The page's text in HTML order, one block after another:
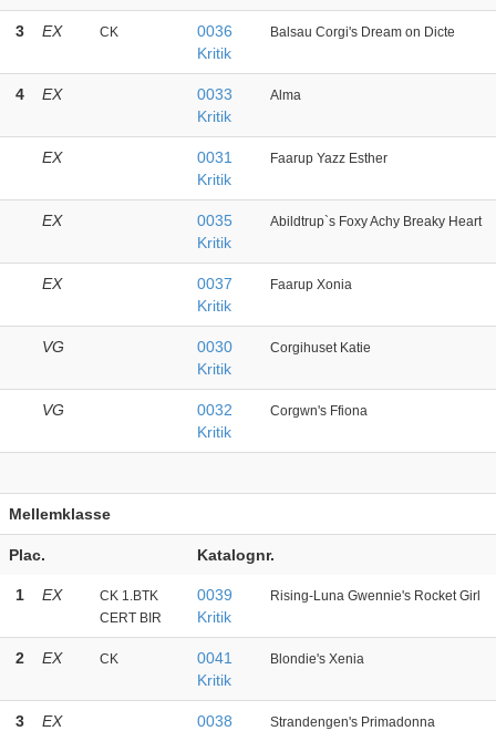
3 EX CK
0036
Kritik
Balsau Corgi's Dream on Dicte
4 EX
0033
Kritik
Alma
EX
0031
Kritik
Faarup Yazz Esther
EX
0035
Kritik
Abildtrup`s Foxy Achy Breaky Heart
EX
0037
Kritik
Faarup Xonia
VG
0030
Kritik
Corgihuset Katie
VG
0032
Kritik
Corgwn's Ffiona
Mellemklasse
Plac. Katalognr.
1 EX
CK 1.BTK
CERT BIR
0039
Kritik
Rising-Luna Gwennie's Rocket Girl
2 EX CK
0041
Kritik
Blondie's Xenia
3 EX
0038
Strandengen's Primadonna